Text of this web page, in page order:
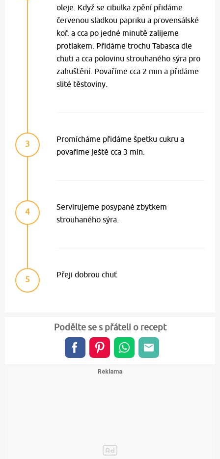
oleje. Když se cibulka zpění přidáme
červenou sladkou papriku a provensálské
koř. a cca po jedné minutě zalijeme
protlakem. Přidáme trochu Tabasca dle
chuti a cca polovinu strouhaného sýra pro
zahuštění. Povaříme cca 2 min a přidáme
slité těstoviny.
3
Promícháme přidáme špetku cukru a
povaříme ještě cca 3 min.
4
Servírujeme posypané zbytkem
strouhaného sýra.
5 Přeji dobrou chuť
Podělte se s přáteli o recept